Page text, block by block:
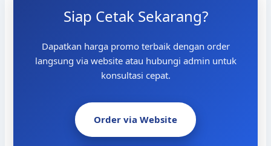
Siap Cetak Sekarang?
Dapatkan harga promo terbaik dengan order
langsung via website atau hubungi admin untuk
konsultasi cepat.
Order via Website